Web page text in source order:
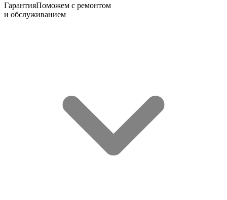
ГарантияПоможем с ремонтом
и обслуживанием